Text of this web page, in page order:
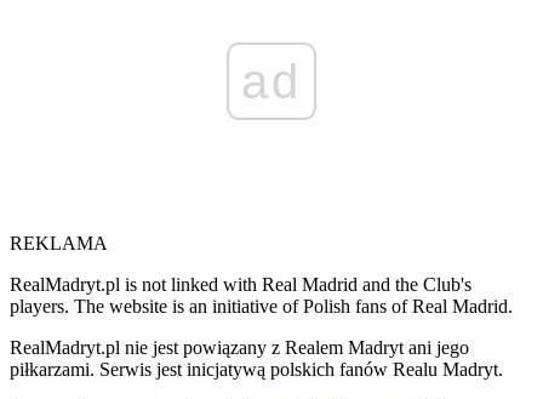
ad
REKLAMA
RealMadryt.pl is not linked with Real Madrid and the Club's
players. The website is an initiative of Polish fans of Real Madrid.
RealMadryt.pl nie jest powiązany z Realem Madryt ani jego
piłkarzami. Serwis jest inicjatywą polskich fanów Realu Madryt.